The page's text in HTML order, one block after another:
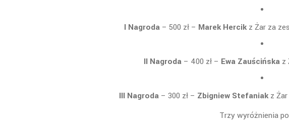
I Nagroda – 500 zł – Marek Hercikz Żar za
II Nagroda – 400 zł – Ewa Zauścińska z
III Nagroda – 300 zł – Zbigniew Stefaniakz Żar
Trzy wyróżnienia po